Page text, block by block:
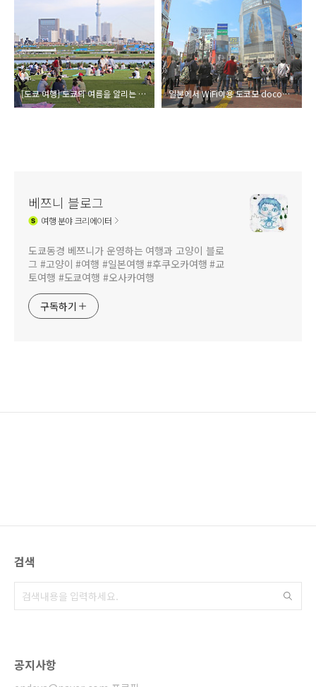
[도쿄 여행] 도쿄의 여름을 알리는 화려한 이벤트 하나비(花火, 불꽃놀이) 일본에서 WiFi이용 도코모 docomo Wi-Fi for visitor
베쯔니 블로그
여행분야 크리에이터
도쿄동경 베쯔니가 운영하는 여행과 고양이 블로
그 #고양이 #여행 #일본여행 #후쿠오카여행 #교
토여행 #도쿄여행 #오사카여행
구독하기
검색
공지사항